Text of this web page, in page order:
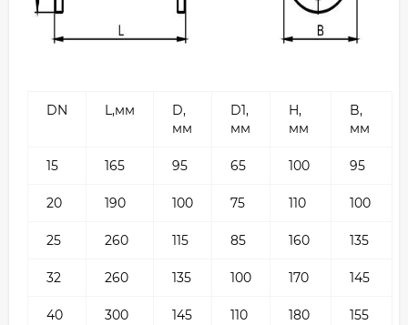
DN L,мм
D,
мм
D1,
мм
H,
мм
B,
мм
15 165 95 65 100 95
20 190 100 75 110 100
25 260 115 85 160 135
32 260 135 100 170 145
40 300 145 110 180 155